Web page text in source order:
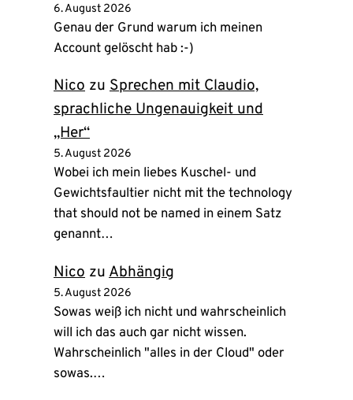
6. August 2026
Genau der Grund warum ich meinen
Account gelöscht hab :-)
Nico zu Sprechen mit Claudio,
sprachliche Ungenauigkeit und
„Her“
5. August 2026
Wobei ich mein liebes Kuschel- und
Gewichtsfaultier nicht mit the technology
that should not be named in einem Satz
genannt…
Nico zu Abhängig
5. August 2026
Sowas weiß ich nicht und wahrscheinlich
will ich das auch gar nicht wissen.
Wahrscheinlich "alles in der Cloud" oder
sowas.…